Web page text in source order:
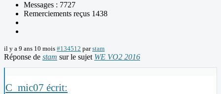
Messages : 7727
Remerciements reçus 1438
il y a 9 ans 10 mois #134512 parstam
Réponse de stam sur le sujet WE VO2 2016
C_mic07 écrit: